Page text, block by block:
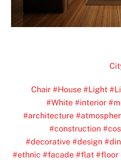
#House #Light
#White #interior
#architecture
#construction
#decorative #design
#ethnic #facade #flat #floor